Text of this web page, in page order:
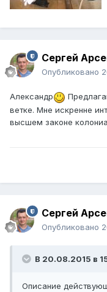
Сергей
Опубликовано
Александр
ветке. Мне искренне
высшем законе
Сергей
Опубликовано
В 20.08.2015 в
Описание